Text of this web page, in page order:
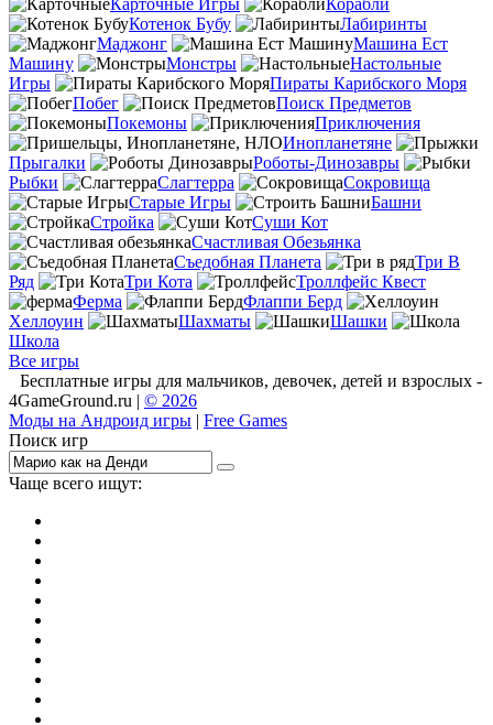
Котенок Бубу
Лабиринты
Маджонг
Машина Ест
Машину
Монстры
Настольные
Игры
Пираты Карибского Моря
Побег
Поиск Предметов
Покемоны
Приключения
Инопланетяне
Прыгалки
Роботы-Динозавры
Рыбки
Слагтерра
Сокровища
Старые Игры
Башни
Стройка
Суши Кот
Счастливая Обезьянка
Съедобная Планета
Три В
Ряд
Три Кота
Троллфейс Квест
Ферма
Флаппи Берд
Хеллоуин
Шахматы
Шашки
Школа
Все игры
Бесплатные игры для мальчиков, девочек, детей и взрослых -
4GameGround.ru | © 2026
Моды на Андроид игры | Free Games
Поиск игр
Чаще всего ищут: